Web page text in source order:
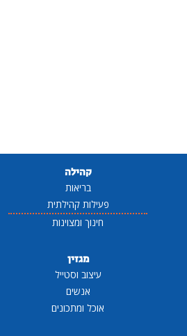
קהילה
בריאות
פעילות קהילתית
חינוך ומצוינות
מגזין
עיצוב וסטייל
אנשים
אוכל ומתכונים